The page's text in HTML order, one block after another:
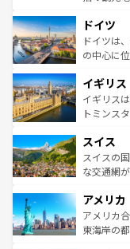
せる。地
ンテンツ
で、幅広
聖堂、美
から魅了
いる。シ
香り高い
らに、パ
れる地方
を参照し
ドイツ
ドイツは
の中心に
顔を持つ
ルリンの
してライ
は、お酒好き
ドイツ情
イギリス
イギリス
トミンス
リアごと
ティー、
戦など、
ンツ一覧
スイス
スイスの
な交通網
の建物が
博物館も
ことがで
アメリカ
アメリカ
東海岸の